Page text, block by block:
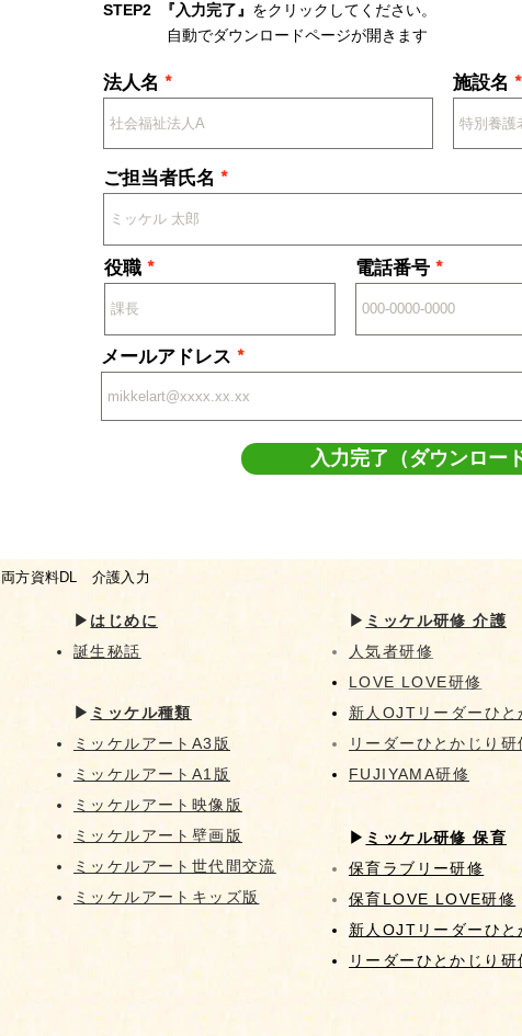
STEP2
『入力完了』 をクリックしてください。
自動でダウンロードページが開きます
法人名 施設名
ご担当者氏名
役職 電話番号
メールアドレス
入力完了（ダウンロー
両方資料DL 介護入力
▶︎ はじめに
誕生秘話
▶︎ ミッケル種類
ミッケルアートA3版
ミッケルアートA1版
ミッケルアート映像版
ミッケルアート壁画版
​ミッケルアート世代間交流
ミッケルアートキッズ版
▶︎ ミッケル研修 介護
人気者研修
LOVE LOVE研修
新人OJT​リーダーひと
リーダーひとかじり研
FUJIYAMA研修
▶︎ ミッケル研修 保育
保育ラブリー研修
保育LOVE LOVE研修
新人OJT​リーダーひと
リーダーひとかじり研